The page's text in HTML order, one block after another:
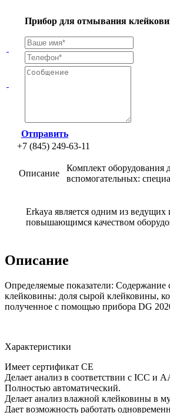
Прибор для отмывания
Отправить
+7 (845) 249-63-11
Описание
Комплект оборудования
вспомогательных:
Erkaya является одним из
повышающимся качеством
Описание
Определяемые показатели:
клейковины: доля сырой клейковины,
полученное с помощью прибора DG
Характеристики
Имеет сертификат CE
Делает анализ в соответствии с ICC и
Полностью автоматический.
Делает анализ влажной клейковины в
Дает возможность работать